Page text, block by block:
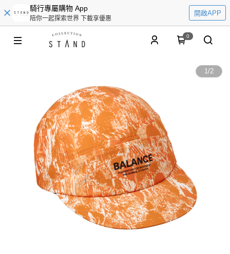
騎行專屬購物 App
陪你一起探索世界 下載享優惠
開啟APP
0
1/2